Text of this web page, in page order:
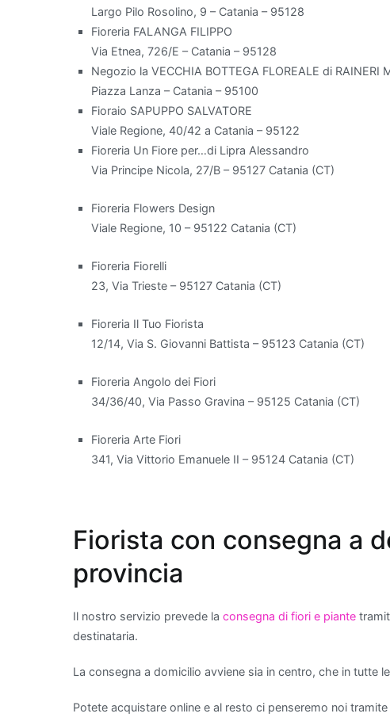
Largo Pilo Rosolino, 9 – Catania – 95128
Fioreria FALANGA FILIPPO
Via Etnea, 726/E – Catania – 95128
Negozio la VECCHIA BOTTEGA FLOREALE di RAINERI
Piazza Lanza – Catania – 95100
Fioraio SAPUPPO SALVATORE
Viale Regione, 40/42 a Catania – 95122
Fioreria Un Fiore per…di Lipra Alessandro
Via Principe Nicola, 27/B – 95127 Catania (CT)
Fioreria Flowers Design
Viale Regione, 10 – 95122 Catania (CT)
Fioreria Fiorelli
23, Via Trieste – 95127 Catania (CT)
Fioreria Il Tuo Fiorista
12/14, Via S. Giovanni Battista – 95123 Catania (CT)
Fioreria Angolo dei Fiori
34/36/40, Via Passo Gravina – 95125 Catania (CT)
Fioreria Arte Fiori
341, Via Vittorio Emanuele II – 95124 Catania (CT)
Fiorista con consegna a
provincia
Il nostro servizio prevede la consegna di fiori e piante
destinataria.
La consegna a domicilio avviene sia in centro, che in tutte
Potete acquistare online e al resto ci penseremo noi tramite